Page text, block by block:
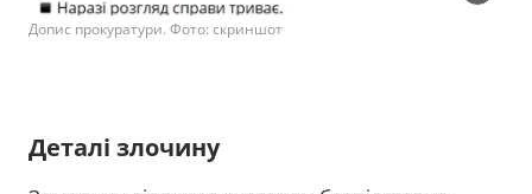
Допис прокуратури. Фото: скриншот
Деталі злочину